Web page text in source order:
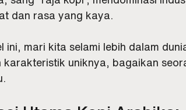
dan rasa yang kaya.
ini, mari kita selami lebih dalam
karakteristik uniknya, bagaikan